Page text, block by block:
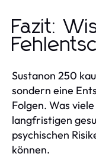
Fazit:
Sustanon 250
sondern eine
Folgen. Was
langfristigen
psychischen
können.